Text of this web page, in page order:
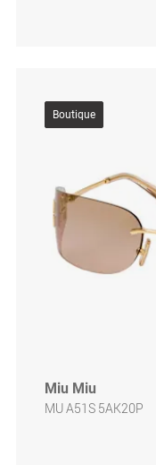
Boutique
Miu Miu
MU A51S 5AK20P